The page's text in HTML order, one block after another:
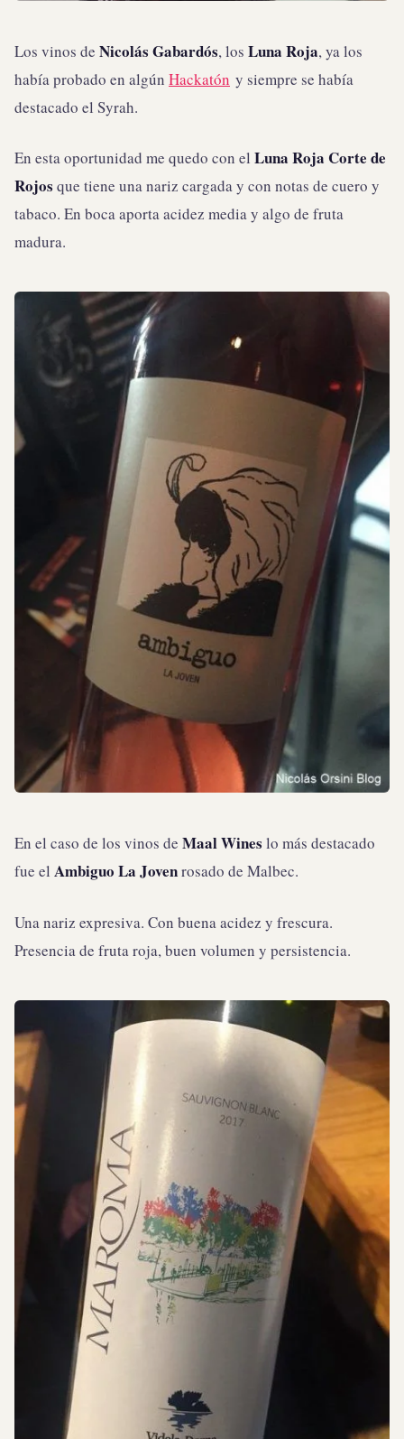
Los vinos de Nicolás Gabardós, los Luna Roja, ya los
había probado en algún Hackatón y siempre se había
destacado el Syrah.
En esta oportunidad me quedo con el Luna Roja Corte de
Rojos que tiene una nariz cargada y con notas de cuero y
tabaco. En boca aporta acidez media y algo de fruta
madura.
En el caso de los vinos de Maal Wines lo más destacado
fue el Ambiguo La Jovenrosado de Malbec.
Una nariz expresiva. Con buena acidez y frescura.
Presencia de fruta roja, buen volumen y persistencia.